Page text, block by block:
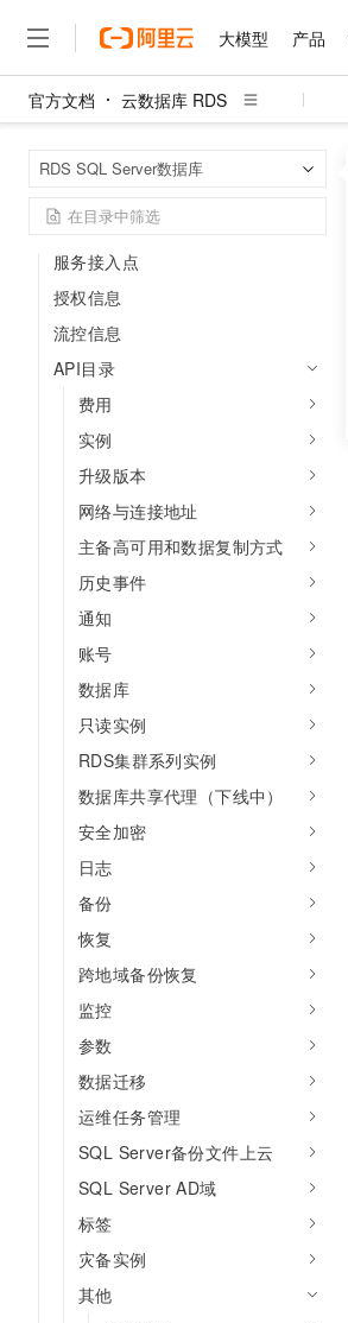
大模型 产品
官方文档 云数据库 RDS
RDS SQL Server数据库
使用RAM进行访问控制
API概览
服务接入点
授权信息
流控信息
API目录
费用
实例
升级版本
网络与连接地址
主备高可用和数据复制方式
历史事件
通知
账号
数据库
只读实例
RDS集群系列实例
数据库共享代理（下线中）
安全加密
日志
备份
恢复
跨地域备份恢复
监控
参数
数据迁移
运维任务管理
SQL Server备份文件上云
SQL Server AD域
标签
灾备实例
其他
大模型
产品
精选产品
计算
容器
网络与CDN
安全
中间件
数据库
大数据计算
媒体服务
企业服务与云通信
终端用户计算
Serverless
迁移与运维管理
专有云
解决方案
精选解决方案
互联网应用开发
大数据
安全
网络
上云与迁云
企业出海
权益
定价
云市场
伙伴
服务
了解阿里云